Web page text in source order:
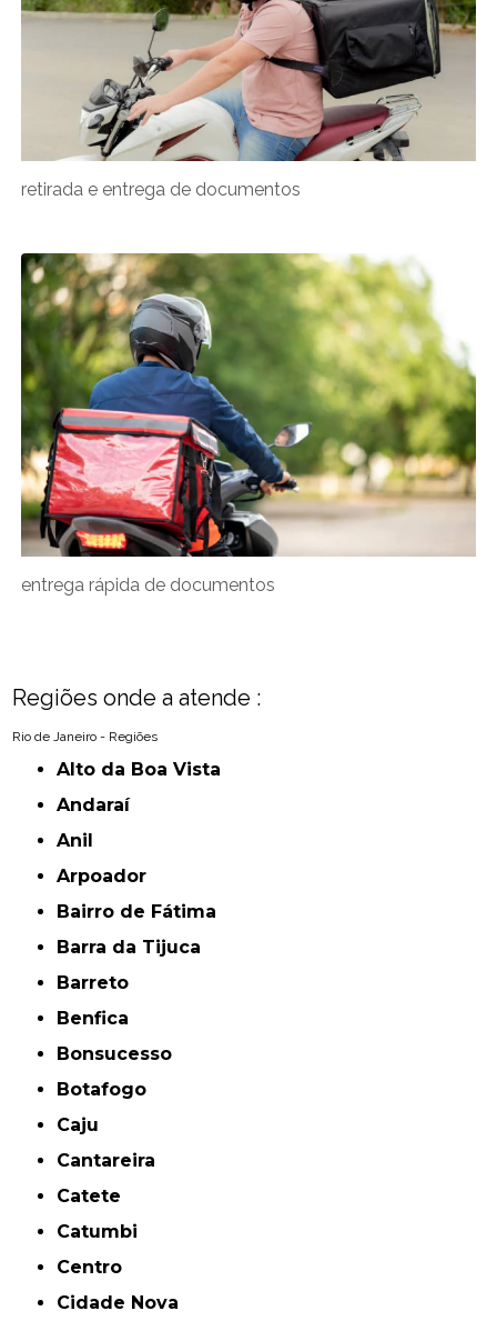
retirada e entrega de documentos
entrega rápida de documentos
Regiões onde a atende :
Rio de Janeiro - Regiões
Alto da Boa Vista
Andaraí
Anil
Arpoador
Bairro de Fátima
Barra da Tijuca
Barreto
Benfica
Bonsucesso
Botafogo
Caju
Cantareira
Catete
Catumbi
Centro
Cidade Nova